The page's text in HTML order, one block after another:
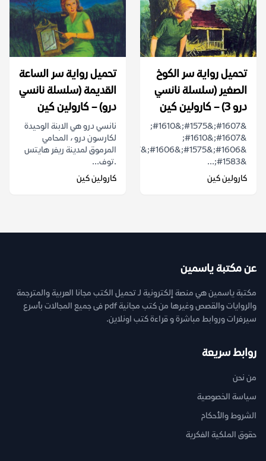
تحميل رواية سر الكوخ
الصغير (سلسلة نانسي
درو 3) – كارولين كين
&#1607;&#1575;&#1610;
&#1607;&#1610;
&#1606;&#1575;&#1606;&#1587;&#1610;
&#1583;...
كارولين كين
تحميل رواية سر الساعة
القديمة (سلسلة نانسي
درو) – كارولين كين
نانسي درو هي الابنة الوحيدة
لكارسون درو ، المحامي
المرموق لمدينة ريفر هايتس
.توف...
كارولين كين
عن مكتبة ياسمين
مكتبة ياسمين هي منصة إلكترونية لـ تحميل الكتب مجانا العربية والمترجمة
والروايات والقصص وغيرها من كتب مجانية pdf فى جميع المجالات بأسرع
سيرفرات وروابط مباشرة و قراءة كتب اونلاين.
روابط سريعة
من نحن
سياسة الخصوصية
الشروط والأحكام
حقوق الملكية الفكرية